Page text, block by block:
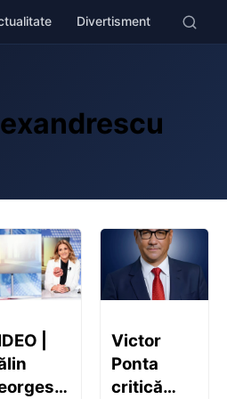
Divertisment Stil de
|
Victor
Ponta
critică